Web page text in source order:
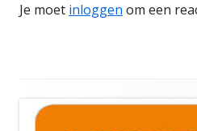
Je moet inloggen om een
Hoofd